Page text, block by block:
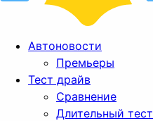
Автоновости
Премьеры
Тест драйв
Сравнение
Длительный тест